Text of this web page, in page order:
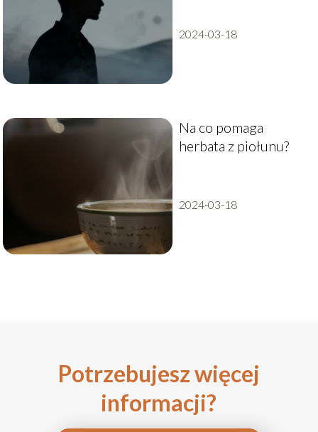
2024-03-18
Na co pomaga
herbata z piołunu?
2024-03-18
Potrzebujesz więcej
informacji?